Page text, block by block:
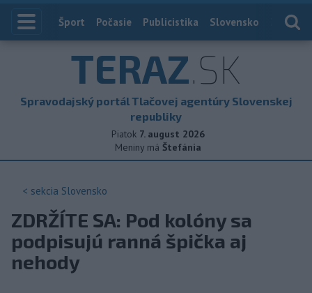
Index
Šport Počasie Publicistika Slovensko
TERAZ.SK
Spravodajský portál Tlačovej agentúry Slovenskej
republiky
Piatok 7. august 2026
Meniny má Štefánia
< sekcia Slovensko
ZDRŽÍTE SA: Pod kolóny sa
podpisujú ranná špička aj
nehody